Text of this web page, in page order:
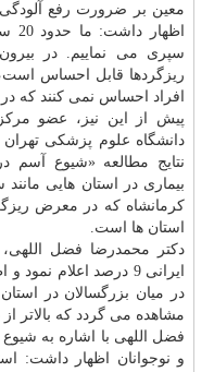
معین بر ضرورت رفع
سپری می نماییم. در
ریزگردها قابل احساس
افراد احساس نمی كنند كه
پیش از این نیز، عضو
دانشگاه علوم پزشكی تهران
نتایج مطالعه «شیوع آسم
بیماری در استان هایی
كرمانشاه كه در معرض
استان ها است.
دكتر محمدرضا فضل
ایرانی 9 درصد اعلام
در میان بزرگسالان در
مشاهده می گردد كه بالاتر از 15درصد است.
و نوجوانان اظهار داشت: